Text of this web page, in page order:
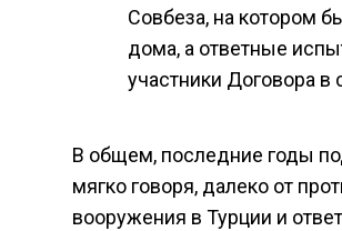
Совбеза, на котором
дома, а ответные
участники Договора
В общем, последние годы
мягко говоря, далеко от
вооружения в Турции и